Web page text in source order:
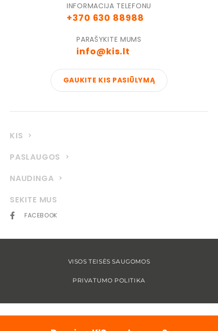
INFORMACIJA TELEFONU
+370 630 88988
PARAŠYKITE MUMS
info@kis.lt
GAUKITE KIS PASIŪLYMĄ
KIS
PASLAUGOS
NAUDINGA
SEKITE MUS
FACEBOOK
VISOS TEISĖS SAUGOMOS
PRIVATUMO POLITIKA